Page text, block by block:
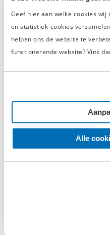
Geef hier aan welke cookies wij
en statistiek-cookies
helpen ons de website te
functionerende website? Vink
Alle
Gatenbord met stopcontact
Bovenkasten
Openhoekkast
Bovenkast met 2 deuren
0/5
Op basis van0 beoordelingen
4